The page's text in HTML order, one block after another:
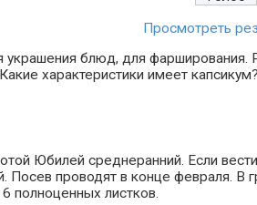
Просмотреть
украшения блюд, для фарширования.
характеристики имеет
Юбилей среднеранний. Если
Посев проводят в конце февраля. В
полноценных листков.